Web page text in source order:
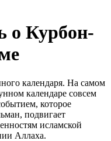
о Курбон-
календаря. На самом
календаре совсем
которое
подвигает
исламской
Аллаха.